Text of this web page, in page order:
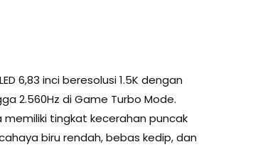
6,83 inci beresolusi 1.5K dengan
2.560Hz di Game Turbo Mode.
memiliki tingkat kecerahan puncak
biru rendah, bebas kedip, dan